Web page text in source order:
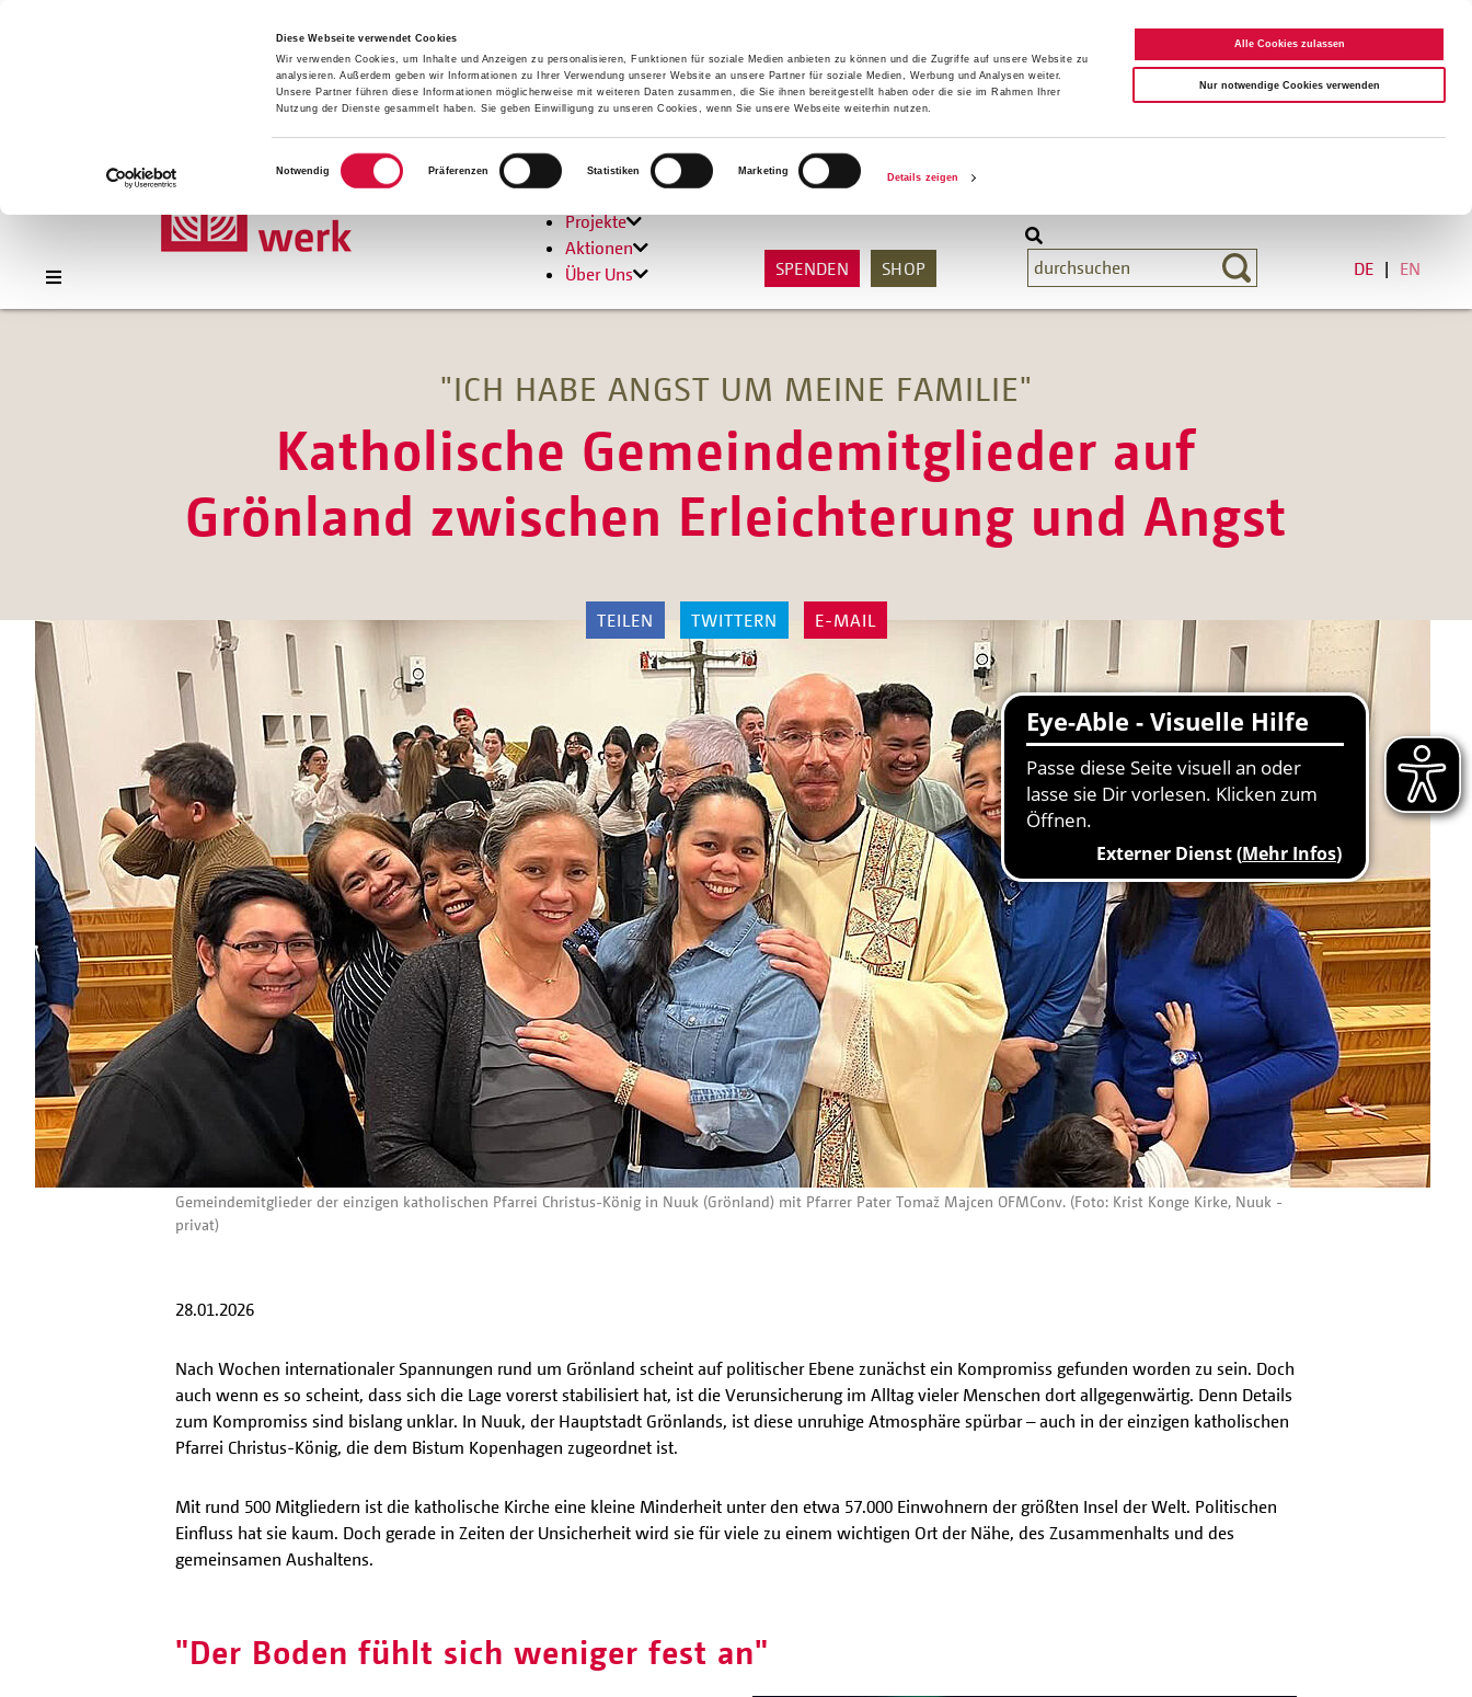
Diese Webseite verwendet Cookies
Wir verwenden Cookies, um Inhalte und Anzeigen zu personalisieren, Funktionen für soziale Medien anbieten zu können und die Zugriffe auf unsere Website zu
analysieren. Außerdem geben wir Informationen zu Ihrer Verwendung unserer Website an unsere Partner für soziale Medien, Werbung und Analysen weiter.
Unsere Partner führen diese Informationen möglicherweise mit weiteren Daten zusammen, die Sie ihnen bereitgestellt haben oder die sie im Rahmen Ihrer
Nutzung der Dienste gesammelt haben. Sie geben Einwilligung zu unseren Cookies, wenn Sie unsere Webseite weiterhin nutzen.
Einwilligungsauswahl
Notwendig
Präferenzen Statistiken Marketing
Details zeigen
Alle Cookies zulassen
Nur notwendige Cookies verwenden
Hilfen
Projekte
Aktionen
Über Uns
SPENDEN SHOP DE EN
"ICH HABE ANGST UM MEINE FAMILIE"
Katholische Gemeindemitglieder auf
Grönland zwischen Erleichterung und Angst
TEILEN TWITTERN E-MAIL
Gemeindemitglieder der einzigen katholischen Pfarrei Christus-König in Nuuk (Grönland) mit Pfarrer Pater Tomaž Majcen OFMConv. (Foto: Krist Konge Kirke, Nuuk -
privat)
28.01.2026
Nach Wochen internationaler Spannungen rund um Grönland scheint auf politischer Ebene zunächst ein Kompromiss gefunden worden zu sein. Doch
auch wenn es so scheint, dass sich die Lage vorerst stabilisiert hat, ist die Verunsicherung im Alltag vieler Menschen dort allgegenwärtig. Denn Details
zum Kompromiss sind bislang unklar. In Nuuk, der Hauptstadt Grönlands, ist diese unruhige Atmosphäre spürbar – auch in der einzigen katholischen
Pfarrei Christus-König, die dem Bistum Kopenhagen zugeordnet ist.
Mit rund 500 Mitgliedern ist die katholische Kirche eine kleine Minderheit unter den etwa 57.000 Einwohnern der größten Insel der Welt. Politischen
Einfluss hat sie kaum. Doch gerade in Zeiten der Unsicherheit wird sie für viele zu einem wichtigen Ort der Nähe, des Zusammenhalts und des
gemeinsamen Aushaltens.
"Der Boden fühlt sich weniger fest an"